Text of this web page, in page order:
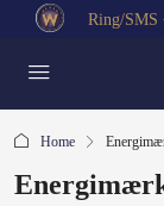
Ring/SMS
Home